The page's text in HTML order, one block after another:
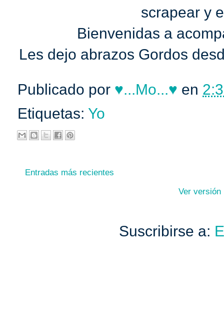
scrapear y
Bienvenidas a
Les dejo abrazos Gordos
Publicado por ♥...Mo...♥ en
Etiquetas: Yo
Entradas más recientes
Ver versión
Suscribirse a: